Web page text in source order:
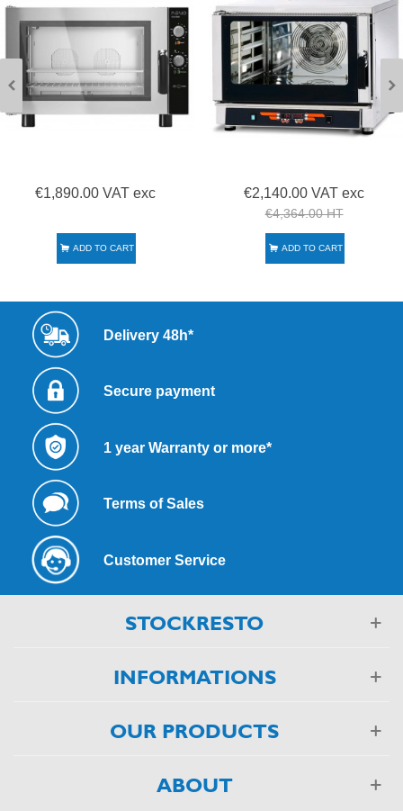
€1,890.00 VAT exc
ADD TO CART
€2,140.00 VAT exc
€4,364.00 HT
ADD TO CART
Delivery 48h*
Secure payment
1 year Warranty or more*
Terms of Sales
Customer Service
STOCKRESTO
INFORMATIONS
OUR PRODUCTS
ABOUT